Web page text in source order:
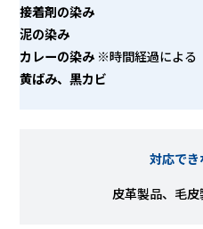
接着剤の染み
泥の染み
カレーの染み※時間経過による
黄ばみ、黒カビ
対応で
皮革製品、毛